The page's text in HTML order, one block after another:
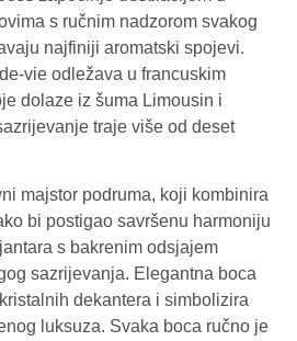
s ručnim nadzorom svakog
najfiniji aromatski spojevi.
vie odležava u francuskim
dolaze iz šuma Limousin i
traje više od deset
majstor podruma, koji kombinira
bi postigao savršenu harmoniju
s bakrenim odsjajem
sazrijevanja. Elegantna boca
dekantera i simbolizira
luksuza. Svaka boca ručno je